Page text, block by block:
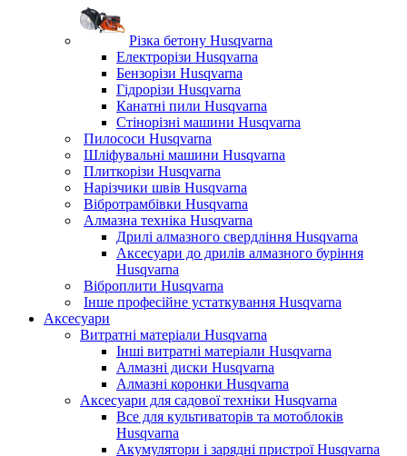
Різка бетону Husqvarna
Електрорізи Husqvarna
Бензорізи Husqvarna
Гідрорізи Husqvarna
Канатні пили Husqvarna
Стінорізні машини Husqvarna
Пилососи Husqvarna
Шліфувальні машини Husqvarna
Плиткорізи Husqvarna
Нарізчики швів Husqvarna
Вібротрамбівки Husqvarna
Алмазна техніка Husqvarna
Дрилі алмазного свердління Husqvarna
Аксесуари до дрилів алмазного буріння
Husqvarna
Віброплити Husqvarna
Інше професійне устаткування Husqvarna
Аксесуари
Витратні матеріали Husqvarna
Інші витратні матеріали Husqvarna
Алмазні диски Husqvarna
Алмазні коронки Husqvarna
Аксесуари для садової техніки Husqvarna
Все для культиваторів та мотоблоків
Husqvarna
Акумулятори і зарядні пристрої Husqvarna